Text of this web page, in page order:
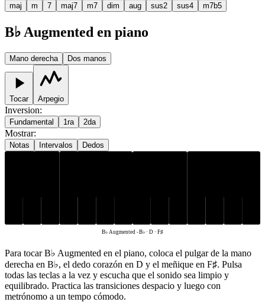
maj m 7 maj7 m7 dim aug sus2 sus4 m7b5
B♭ Augmented en piano
Mano derecha Dos manos
Tocar Arpegio
Inversion:
Fundamental 1ra 2da
Mostrar:
Notas Intervalos Dedos
B♭ Augmented -B♭ · D · F♯
Para tocar B♭ Augmented en el piano, coloca el pulgar de la mano
derecha en B♭, el dedo corazón en D y el meñique en F♯. Pulsa
todas las teclas a la vez y escucha que el sonido sea limpio y
equilibrado. Practica las transiciones despacio y luego con
metrónomo a un tempo cómodo.